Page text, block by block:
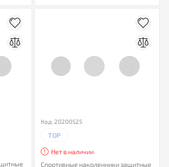
Код: 20200525
TOP
Нет в наличии
Спортивные наколенники защитные